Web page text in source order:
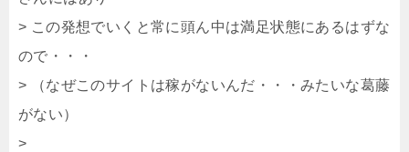
> この発想でいくと常に頭ん中は満足状態にあるはずな
ので・・・
> （なぜこのサイトは稼がないんだ・・・みたいな葛藤
がない）
>